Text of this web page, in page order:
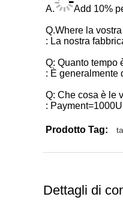
A. Add 10%
Q.Where la
: La nostra
Q: Quanto tempo
: È generalmente
Q: Che cosa è le
:
Prodotto Tag:
Dettagli di